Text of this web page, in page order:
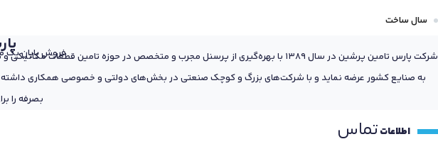
سال ساخت
فروش پایان یک
شرکت پارس تامین پرشین در سال 1389 با بهره‌گیری از پرسنل مجرب و متخصص در حوزه
به صنایع کشور عرضه نماید و با شرکت‌های بزرگ و کوچک صنعتی در بخش‌های دولتی و خصوصی همکاری داشته
بصرفه را
اطلاعاتتماس